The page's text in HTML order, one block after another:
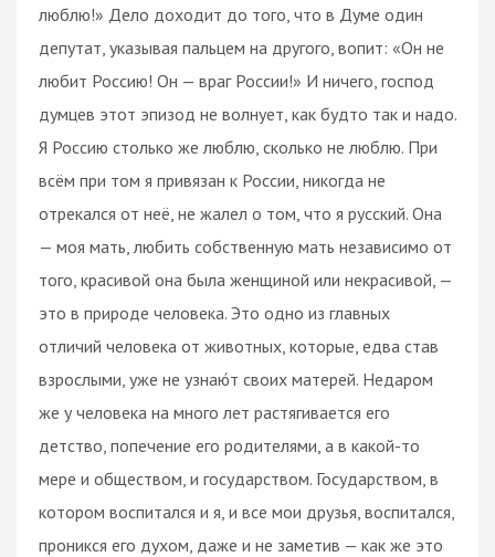
люблю!» Дело доходит до того, что в Думе один
депутат, указывая пальцем на другого, вопит: «Он не
любит Россию! Он — враг России!» И ничего, господ
думцев этот эпизод не волнует, как будто так и надо.
Я Россию столько же люблю, сколько не люблю. При
всём при том я привязан к России, никогда не
отрекался от неё, не жалел о том, что я русский. Она
— моя мать, любить собственную мать независимо от
того, красивой она была женщиной или некрасивой, —
это в природе человека. Это одно из главных
отличий человека от животных, которые, едва став
взрослыми, уже не узнаю́т своих матерей. Недаром
же у человека на много лет растягивается его
детство, попечение его родителями, а в какой-то
мере и обществом, и государством. Государством, в
котором воспитался и я, и все мои друзья, воспитался,
проникся его духом, даже и не заметив — как же это